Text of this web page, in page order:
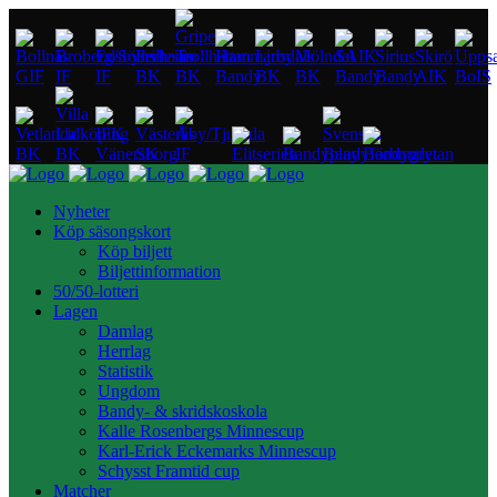
Nyheter
Köp säsongskort
Köp biljett
Biljettinformation
50/50-lotteri
Lagen
Damlag
Herrlag
Statistik
Ungdom
Bandy- & skridskoskola
Kalle Rosenbergs Minnescup
Karl-Erick Eckemarks Minnescup
Schysst Framtid cup
Matcher